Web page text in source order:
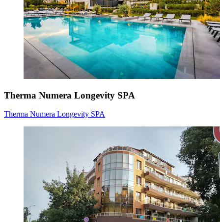
Therma Numera Longevity SPA
Therma Numera Longevity SPA